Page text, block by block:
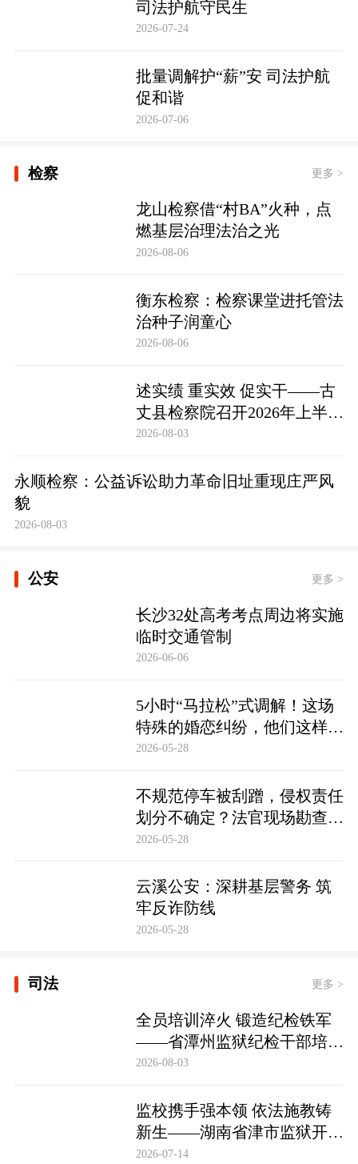
司法护航守民生
2026-07-24
批量调解护“薪”安 司法护航
促和谐
2026-07-06
检察 更多 >
龙山检察借“村BA”火种，点
燃基层治理法治之光
2026-08-06
衡东检察：检察课堂进托管法
治种子润童心
2026-08-06
述实绩 重实效 促实干——古
丈县检察院召开2026年上半年
员额检察官述职述廉大会
2026-08-03
永顺检察：公益诉讼助力革命旧址重现庄严风
貌
2026-08-03
公安 更多 >
长沙32处高考考点周边将实施
临时交通管制
2026-06-06
5小时“马拉松”式调解！这场
特殊的婚恋纠纷，他们这样化
解……
2026-05-28
不规范停车被刮蹭，侵权责任
划分不确定？法官现场勘查定
争纷
2026-05-28
云溪公安：深耕基层警务 筑
牢反诈防线
2026-05-28
司法 更多 >
全员培训淬火 锻造纪检铁军
——省潭州监狱纪检干部培训
实现全覆盖
2026-08-03
监校携手强本领 依法施教铸
新生——湖南省津市监狱开展
基层警察教育改造专项技能培
2026-07-14